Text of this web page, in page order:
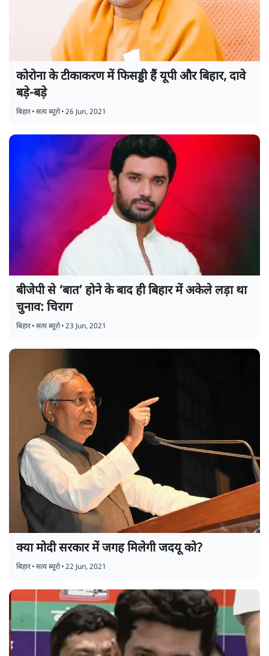
कोरोना के टीकाकरण में फिसड्डी हैं यूपी और बिहार, दावे
बड़े-बड़े
बिहार•सत्य ब्यूरो•26 Jun, 2021
बीजेपी से ‘बात’ होने के बाद ही बिहार में अकेले लड़ा था
चुनाव: चिराग
बिहार•सत्य ब्यूरो•23 Jun, 2021
क्या मोदी सरकार में जगह मिलेगी जदयू को?
बिहार•सत्य ब्यूरो•22 Jun, 2021